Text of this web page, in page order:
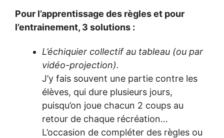
Pour l’apprentissage des règles et pour
l’entrainement, 3 solutions :
L’échiquier collectif au tableau (ou par
vidéo-projection).
J’y fais souvent une partie contre les
élèves, qui dure plusieurs jours,
puisqu’on joue chacun 2 coups au
retour de chaque récréation…
L’occasion de compléter des règles ou